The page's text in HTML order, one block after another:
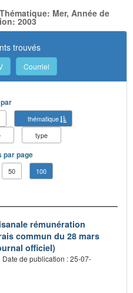
Mer, Année de
2003
trouvés
Courriel
thématique
type
par page
50 100
rémunération
commun du 28 mars
officiel)
Date de publication : 25-07-